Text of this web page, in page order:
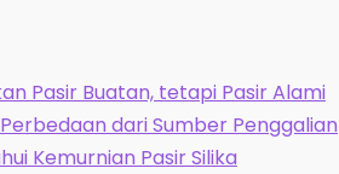
Pasir Buatan, tetapi Pasir Alami
dari Sumber Penggalian
Kemurnian Pasir Silika